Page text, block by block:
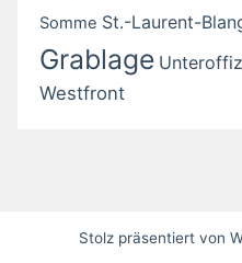
Somme St.-Laurent-
Grablage
Westfront
Stolz präsentiert von